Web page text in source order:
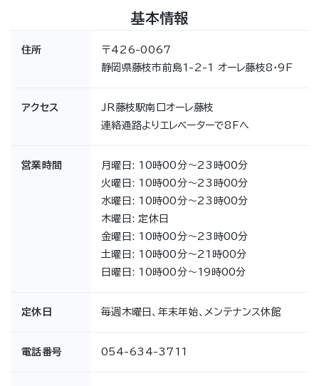
基本情報
住所
〒426-0067
静岡県藤枝市前島1-2-1 オーレ藤枝8･9F
アクセス
JR藤枝駅南口オーレ藤枝
連絡通路よりエレベーターで8Fへ
営業時間
月曜日: 10時00分～23時00分
火曜日: 10時00分～23時00分
水曜日: 10時00分～23時00分
木曜日: 定休日
金曜日: 10時00分～23時00分
土曜日: 10時00分～21時00分
日曜日: 10時00分～19時00分
定休日 毎週木曜日、年末年始、メンテナンス休館
電話番号 054-634-3711